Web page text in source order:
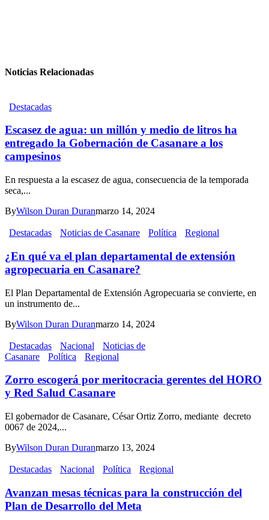
Noticias Relacionadas
Destacadas
Escasez de agua: un millón y medio de litros ha
entregado la Gobernación de Casanare a los
campesinos
En respuesta a la escasez de agua, consecuencia de la temporada
seca,...
ByWilson Duran Duranmarzo 14, 2024
Destacadas Noticias de Casanare Política Regional
¿En qué va el plan departamental de extensión
agropecuaria en Casanare?
El Plan Departamental de Extensión Agropecuaria se convierte, en
un instrumento de...
ByWilson Duran Duranmarzo 14, 2024
Destacadas Nacional
Noticias de
Casanare
Política Regional
Zorro escogerá por meritocracia gerentes del HORO
y Red Salud Casanare
El gobernador de Casanare, César Ortiz Zorro, mediante decreto
0067 de 2024,...
ByWilson Duran Duranmarzo 13, 2024
Destacadas Nacional Política Regional
Avanzan mesas técnicas para la construcción del
Plan de Desarrollo del Meta